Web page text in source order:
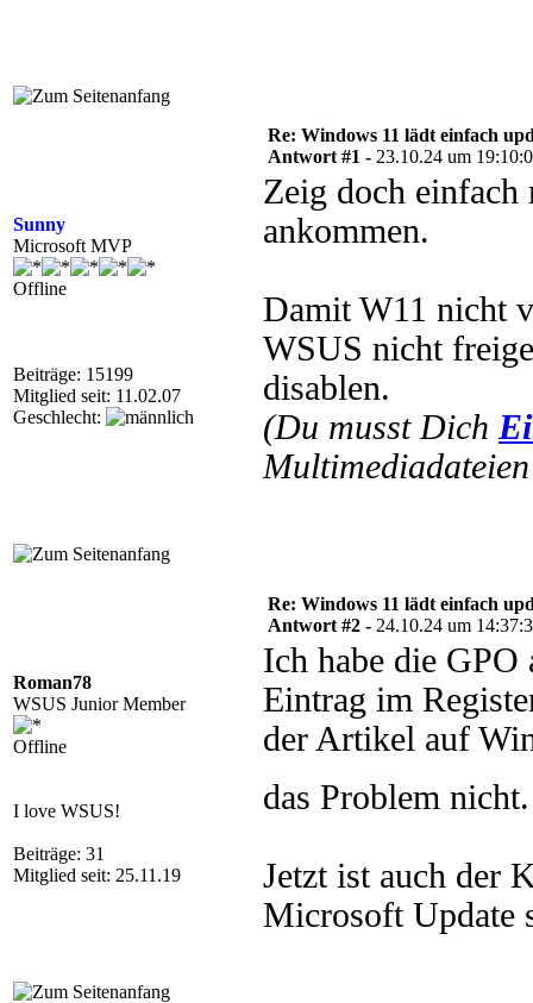
Sunny
Microsoft MVP
Offline
Beiträge: 15199
Mitglied seit: 11.02.07
Geschlecht:
Re: Windows 11 lädt einfach
Antwort #1 - 23.10.24 um
Zeig doch
ankommen.
Damit W11 nicht
WSUS nicht
disablen.
(Du musst Dich
Roman78
WSUS Junior Member
Offline
I love WSUS!
Beiträge: 31
Mitglied seit: 25.11.19
Re: Windows 11 lädt einfach
Antwort #2 - 24.10.24 um
Ich habe die GPO
Eintrag im
der Artikel auf
das Problem
Jetzt ist auch der
Microsoft Update